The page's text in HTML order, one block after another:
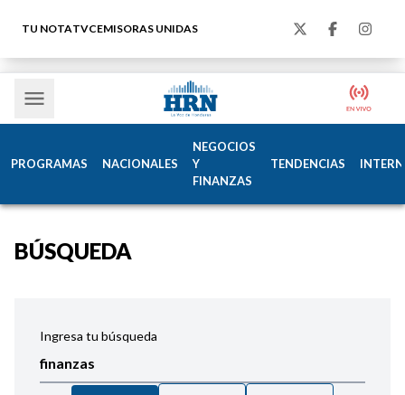
TU NOTATVCEMISORAS UNIDAS
PROGRAMAS NACIONALES
NEGOCIOS
Y
FINANZAS
TENDENCIAS
BÚSQUEDA
Ingresa tu búsqueda